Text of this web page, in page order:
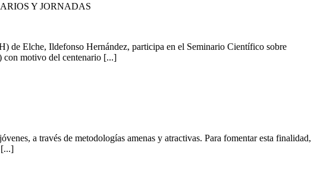
Y JORNADAS
de Elche, Ildefonso Hernández, participa en el Seminario Científico sobre
con motivo del centenario [...]
a través de metodologías amenas y atractivas. Para fomentar esta finalidad,
[...]